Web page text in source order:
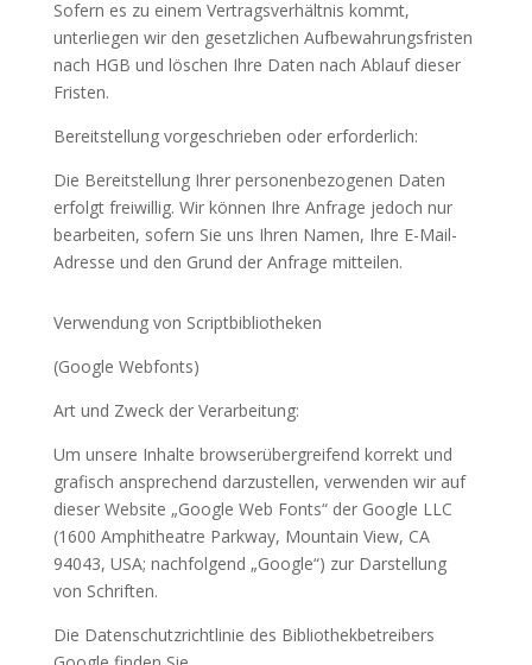
Sofern es zu einem Vertragsverhältnis kommt,
unterliegen wir den gesetzlichen Aufbewahrungsfristen
nach HGB und löschen Ihre Daten nach Ablauf dieser
Fristen.
Bereitstellung vorgeschrieben oder erforderlich:
Die Bereitstellung Ihrer personenbezogenen Daten
erfolgt freiwillig. Wir können Ihre Anfrage jedoch nur
bearbeiten, sofern Sie uns Ihren Namen, Ihre E-Mail-
Adresse und den Grund der Anfrage mitteilen.
Verwendung von Scriptbibliotheken
(Google Webfonts)
Art und Zweck der Verarbeitung:
Um unsere Inhalte browserübergreifend korrekt und
grafisch ansprechend darzustellen, verwenden wir auf
dieser Website „Google Web Fonts“ der Google LLC
(1600 Amphitheatre Parkway, Mountain View, CA
94043, USA; nachfolgend „Google“) zur Darstellung
von Schriften.
Die Datenschutzrichtlinie des Bibliothekbetreibers